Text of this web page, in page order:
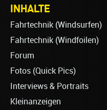
INHALTE
Fahrtechnik (Windsurfen)
Fahrtechnik (Windfoilen)
Forum
Fotos (Quick Pics)
Interviews & Portraits
Kleinanzeigen